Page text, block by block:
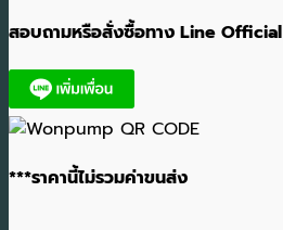
สอบถามหรือสั่งซื้อทาง Line Official
***ราคานี้ไม่รวมค่าขนส่ง